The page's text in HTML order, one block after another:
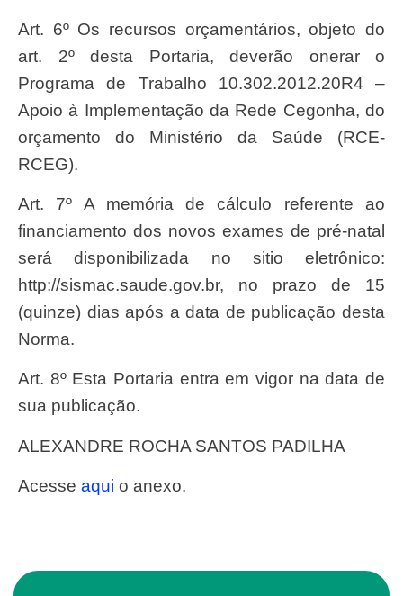
Art. 6º Os recursos orçamentários, objeto do
art. 2º desta Portaria, deverão onerar o
Programa de Trabalho 10.302.2012.20R4 –
Apoio à Implementação da Rede Cegonha, do
orçamento do Ministério da Saúde (RCE-
RCEG).
Art. 7º A memória de cálculo referente ao
financiamento dos novos exames de pré-natal
será disponibilizada no sitio eletrônico:
http://sismac.saude.gov.br, no prazo de 15
(quinze) dias após a data de publicação desta
Norma.
Art. 8º Esta Portaria entra em vigor na data de
sua publicação.
ALEXANDRE ROCHA SANTOS PADILHA
Acesse aqui o anexo.